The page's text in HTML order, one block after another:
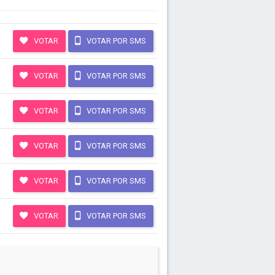
VOTAR VOTAR POR SMS
VOTAR VOTAR POR SMS
VOTAR VOTAR POR SMS
VOTAR VOTAR POR SMS
VOTAR VOTAR POR SMS
VOTAR VOTAR POR SMS